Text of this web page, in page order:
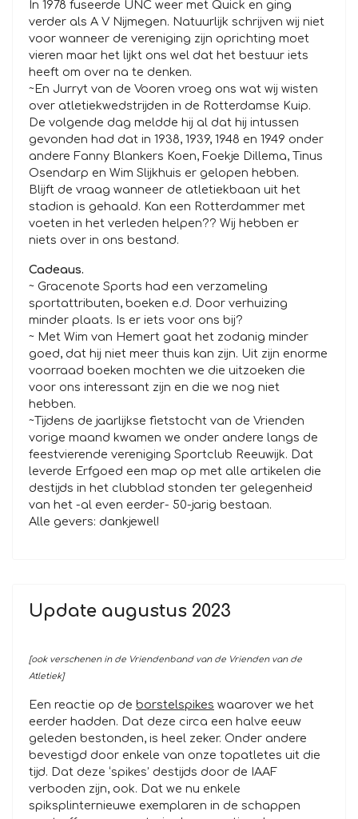
In 1978 fuseerde UNC weer met Quick en ging
verder als A V Nijmegen. Natuurlijk schrijven wij niet
voor wanneer de vereniging zijn oprichting moet
vieren maar het lijkt ons wel dat het bestuur iets
heeft om over na te denken.
~En Jurryt van de Vooren vroeg ons wat wij wisten
over atletiekwedstrijden in de Rotterdamse Kuip.
De volgende dag meldde hij al dat hij intussen
gevonden had dat in 1938, 1939, 1948 en 1949 onder
andere Fanny Blankers Koen, Foekje Dillema, Tinus
Osendarp en Wim Slijkhuis er gelopen hebben.
Blijft de vraag wanneer de atletiekbaan uit het
stadion is gehaald. Kan een Rotterdammer met
voeten in het verleden helpen?? Wij hebben er
niets over in ons bestand.
Cadeaus.
~ Gracenote Sports had een verzameling
sportattributen, boeken e.d. Door verhuizing
minder plaats. Is er iets voor ons bij?
~ Met Wim van Hemert gaat het zodanig minder
goed, dat hij niet meer thuis kan zijn. Uit zijn enorme
voorraad boeken mochten we die uitzoeken die
voor ons interessant zijn en die we nog niet
hebben.
~Tijdens de jaarlijkse fietstocht van de Vrienden
vorige maand kwamen we onder andere langs de
feestvierende vereniging Sportclub Reeuwijk. Dat
leverde Erfgoed een map op met alle artikelen die
destijds in het clubblad stonden ter gelegenheid
van het -al even eerder- 50-jarig bestaan.
Alle gevers: dankjewel!
Update augustus 2023
[ook verschenen in de Vriendenband van de Vrienden van de
Atletiek]
Een reactie op de borstelspikes waarover we het
eerder hadden. Dat deze circa een halve eeuw
geleden bestonden, is heel zeker. Onder andere
bevestigd door enkele van onze topatletes uit die
tijd. Dat deze ‘spikes’ destijds door de IAAF
verboden zijn, ook. Dat we nu enkele
spiksplinternieuwe exemplaren in de schappen